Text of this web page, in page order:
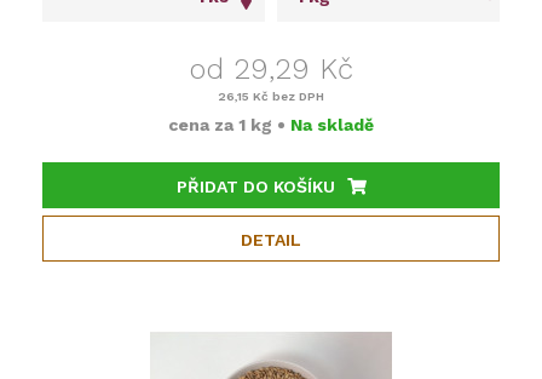
od 29,29 Kč
26,15 Kč bez DPH
cena za 1 kg • Na skladě
PŘIDAT DO KOŠÍKU
DETAIL